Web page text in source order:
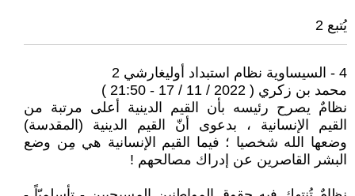
يُتبع 2
4 - السيساوية نظام استبداد أوليغارشي 2
محمد بن زكري ( 2022 / 11 / 17 - 21:50 )
نظامٌ يصرح رئيسه بأن القيم الدينية أعلى مرتبة من
القيم الإنسانية ، بدعوى أنّ القيم الدينية (المقدسة)
وضعها الله شخصيا ؛ فيما القيم الإنسانية هي مِن وضع
البشر القاصرين عن إدراك مصالحهم !